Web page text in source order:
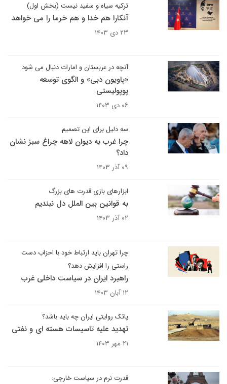
ترکیه سیاه و سفید نیست (بخش اول)
آنکارا هم خدا و هم خرما را می خواهد
۲۳ دی ۱۴۰۳
آنچه در عربستان و امارات دنبال می شود
«پاویون دبی» و الگوی توسعه
پوپولیستی
۰۶ دی ۱۴۰۳
سه دلیل برای این تصمیم
چرا غرب به دیوان لاهه چراغ سبز نشان
داد؟
۰۹ آذر ۱۴۰۳
ابزارهای بازی قدرت های بزرگ
به قوانین بین الملل دل نبندیم
۰۲ آذر ۱۴۰۳
چرا تهران باید ارتباط خود با احزاب دست
راستی را افزایش دهد؟
راهبرد ایران در سیاست داخلی غرب
۱۲ آبان ۱۴۰۳
پاتک روایتی ایران چه باید باشد؟
تهدید علیه تاسیسات هسته ای و نفتی
۲۱ مهر ۱۴۰۳
قدرت نرم در سیاست خارجی: